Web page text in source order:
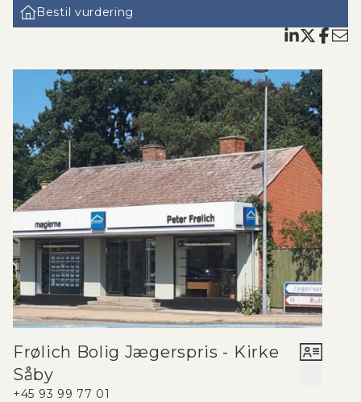
Bestil vurdering
Frølich Bolig Jægerspris - Kirke
Såby
+45 93 99 77 01